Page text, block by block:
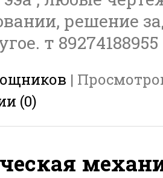
решение
т 89274188955
|
(0)